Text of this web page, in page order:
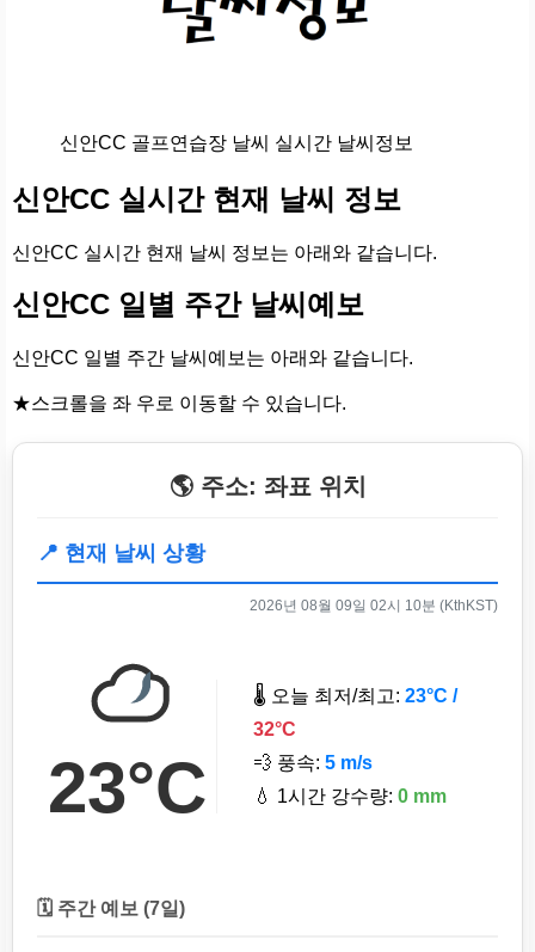
신안CC 골프연습장 날씨 실시간 날씨정보
신안CC 실시간 현재 날씨 정보
신안CC 실시간 현재 날씨 정보는 아래와 같습니다.
신안CC 일별 주간 날씨예보
신안CC 일별 주간 날씨예보는 아래와 같습니다.
★스크롤을 좌 우로 이동할 수 있습니다.
🌎 주소: 좌표 위치
📍 현재 날씨 상황
2026년 08월 09일 02시 10분 (KthKST)
23°C
🌡️ 오늘 최저/최고: 23°C /
32°C
💨 풍속: 5 m/s
💧 1시간 강수량: 0 mm
🗓️ 주간 예보 (7일)